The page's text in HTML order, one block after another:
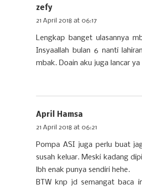
zefy
21 April 2018 at 06:17
Lengkap banget ulasannya
Insyaallah bulan 6 nanti
mbak. Doain aku juga lancar
April Hamsa
21 April 2018 at 06:21
Pompa ASI juga perlu buat
susah keluar. Meski kadang
lbh enak punya sendiri hehe.
BTW knp jd semangat baca